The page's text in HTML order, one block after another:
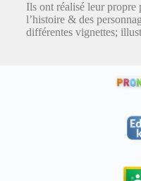
Ils ont réalisé leur
l’histoire & des
différentes vignettes;